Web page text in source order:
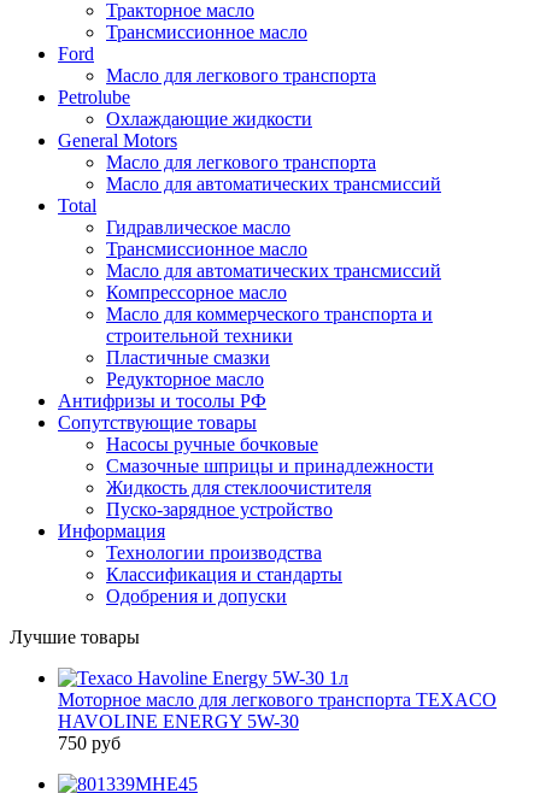
Тракторное масло
Трансмиссионное масло
Ford
Масло для легкового транспорта
Petrolube
Охлаждающие жидкости
General Motors
Масло для легкового транспорта
Масло для автоматических трансмиссий
Total
Гидравлическое масло
Трансмиссионное масло
Масло для автоматических трансмиссий
Компрессорное масло
Масло для коммерческого транспорта и
строительной техники
Пластичные смазки
Редукторное масло
Антифризы и тосолы РФ
Сопутствующие товары
Насосы ручные бочковые
Смазочные шприцы и принадлежности
Жидкость для стеклоочистителя
Пуско-зарядное устройство
Информация
Технологии производства
Классификация и стандарты
Одобрения и допуски
Лучшие товары
Моторное масло для легкового транспорта TEXACO
HAVOLINE ENERGY 5W-30
750 руб